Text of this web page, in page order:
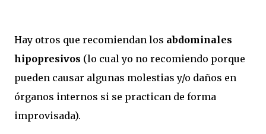
Hay otros que recomiendan los abdominales
hipopresivos (lo cual yo no recomiendo porque
pueden causar algunas molestias y/o daños en
órganos internos si se practican de forma
improvisada).